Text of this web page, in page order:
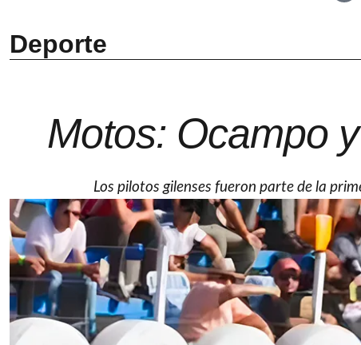
Deporte
Motos: Ocampo
Los pilotos gilenses fueron parte de la